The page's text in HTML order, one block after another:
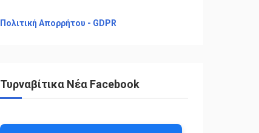
Πολιτική Απορρήτου - GDPR
Τυρναβίτικα Νέα Facebook